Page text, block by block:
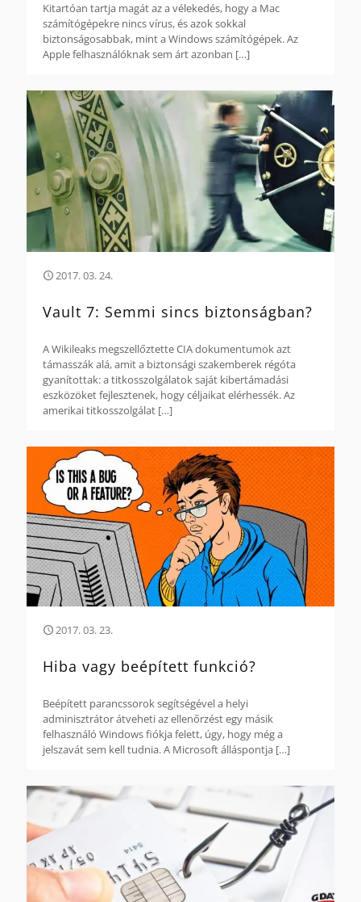
Kitartóan tartja magát az a vélekedés, hogy a Mac
számítógépekre nincs vírus, és azok sokkal
biztonságosabbak, mint a Windows számítógépek. Az
Apple felhasználóknak sem árt azonban […]
2017. 03. 24.
Vault 7: Semmi sincs biztonságban?
A Wikileaks megszellőztette CIA dokumentumok azt
támasszák alá, amit a biztonsági szakemberek régóta
gyanítottak: a titkosszolgálatok saját kibertámadási
eszközöket fejlesztenek, hogy céljaikat elérhessék. Az
amerikai titkosszolgálat […]
2017. 03. 23.
Hiba vagy beépített funkció?
Beépített parancssorok segítségével a helyi
adminisztrátor átveheti az ellenőrzést egy másik
felhasználó Windows fiókja felett, úgy, hogy még a
jelszavát sem kell tudnia. A Microsoft álláspontja […]